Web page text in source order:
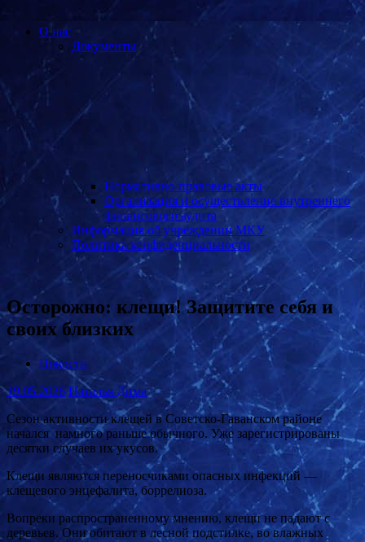
О нас
Документы
Нормативно-правовые акты
Организация и осуществление внутреннего
финансового аудита
Информация об учреждении МКУ
Политика конфиденциальности
Осторожно: клещи! Защитите себя и
своих близких
Новости
19.05.2026 Наталья Дима
Сезон активности клещей в Советско-Гаванском районе
начался намного раньше обычного. Уже зарегистрированы
десятки случаев их укусов.
Клещи являются переносчиками опасных инфекций —
клещевого энцефалита, боррелиоза.
Вопреки распространенному мнению, клещи не падают с
деревьев. Они обитают в лесной подстилке, во влажных